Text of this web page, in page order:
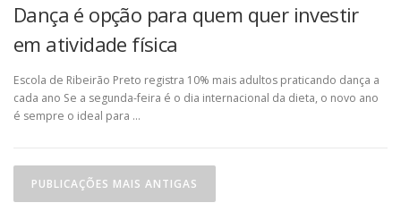
Dança é opção para quem quer investir
em atividade física
Escola de Ribeirão Preto registra 10% mais adultos praticando dança a
cada ano Se a segunda-feira é o dia internacional da dieta, o novo ano
é sempre o ideal para …
PUBLICAÇÕES MAIS ANTIGAS